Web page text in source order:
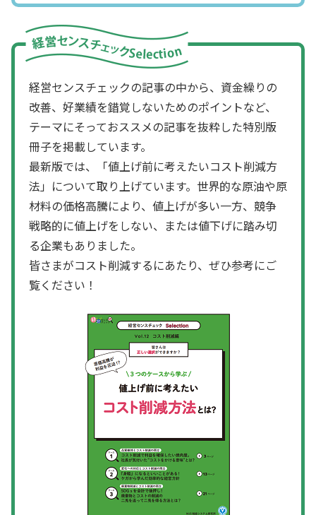
経営センスチェックの記事の中から、資金繰りの
改善、好業績を錯覚しないためのポイントなど、
テーマにそっておススメの記事を抜粋した特別版
冊子を掲載しています。
最新版では、「値上げ前に考えたいコスト削減方
法」について取り上げています。世界的な原油や原
材料の価格高騰により、値上げが多い一方、競争
戦略的に値上げをしない、または値下げに踏み切
る企業もありました。
皆さまがコスト削減するにあたり、ぜひ参考にご
覧ください！